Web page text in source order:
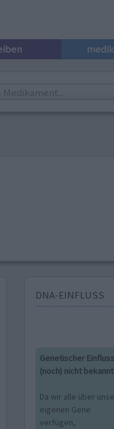
DNA-EINFLUSS
Genetischer Einfluss
(noch) nicht bekannt
Da wir alle über
eigenen Gene
verfügen,